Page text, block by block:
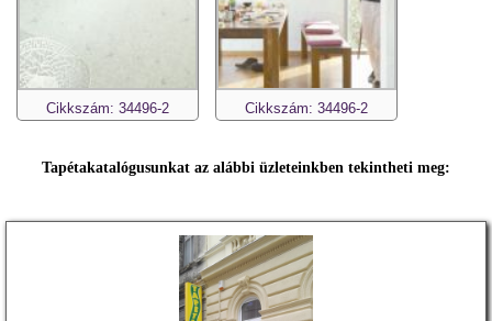
Cikkszám: 34496-2 Cikkszám: 34496-2
Tapétakatalógusunkat az alábbi üzleteinkben tekintheti meg: